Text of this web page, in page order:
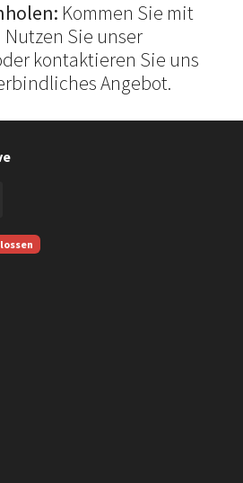
Kommen Sie mit
Nutzen Sie unser
kontaktieren Sie uns
Angebot.